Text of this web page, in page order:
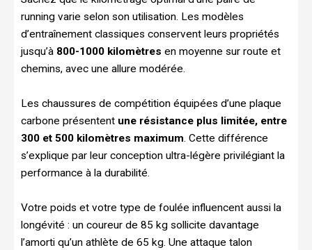
running varie selon son utilisation. Les modèles
d’entraînement classiques conservent leurs propriétés
jusqu’à 800-1000 kilomètres en moyenne sur route et
chemins, avec une allure modérée.
Les chaussures de compétition équipées d’une plaque
carbone présentent une résistance plus limitée, entre
300 et 500 kilomètres maximum. Cette différence
s’explique par leur conception ultra-légère privilégiant la
performance à la durabilité.
Votre poids et votre type de foulée influencent aussi la
longévité : un coureur de 85 kg sollicite davantage
l’amorti qu’un athlète de 65 kg. Une attaque talon